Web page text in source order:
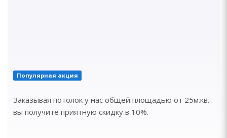
Популярная акция
Заказывая потолок у нас общей площадью от 25м.кв.
вы получите приятную скидку в 10%.